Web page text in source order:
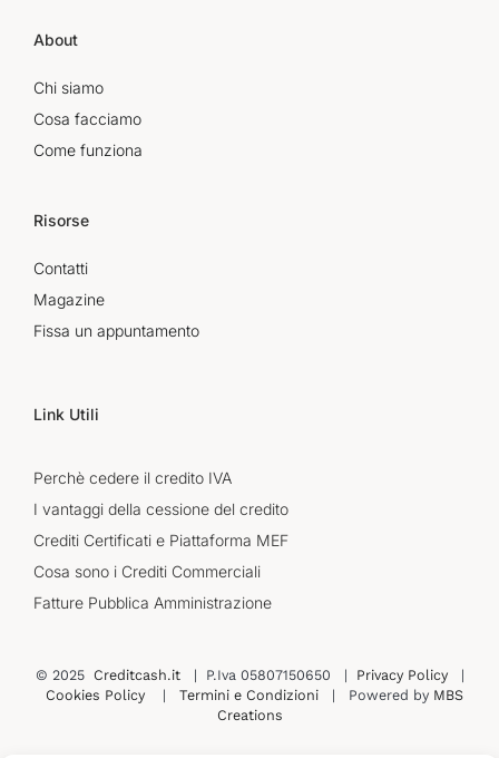
About
Chi siamo
Cosa facciamo
Come funziona
Risorse
Contatti
Magazine
Fissa un appuntamento
Link Utili
Perchè cedere il credito IVA
I vantaggi della cessione del credito
Crediti Certificati e Piattaforma MEF
Cosa sono i Crediti Commerciali
Fatture Pubblica Amministrazione
© 2025 Creditcash.it| P.Iva 05807150650 | Privacy Policy|
Cookies Policy| Termini e Condizioni| Powered by MBS
Creations